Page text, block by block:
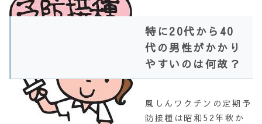
特に20代から40
代の男性がかかり
やすいのは何故？
風しんワクチンの定期予
防接種は昭和52年秋か